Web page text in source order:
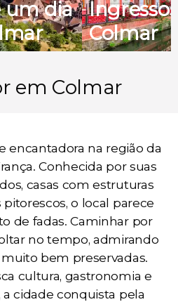
um dia
Colmar
em Colmar
encantadora na região da
Conhecida por suas
casas com estruturas
o local parece
de fadas. Caminhar por
no tempo, admirando
bem preservadas.
cultura, gastronomia e
cidade conquista pela